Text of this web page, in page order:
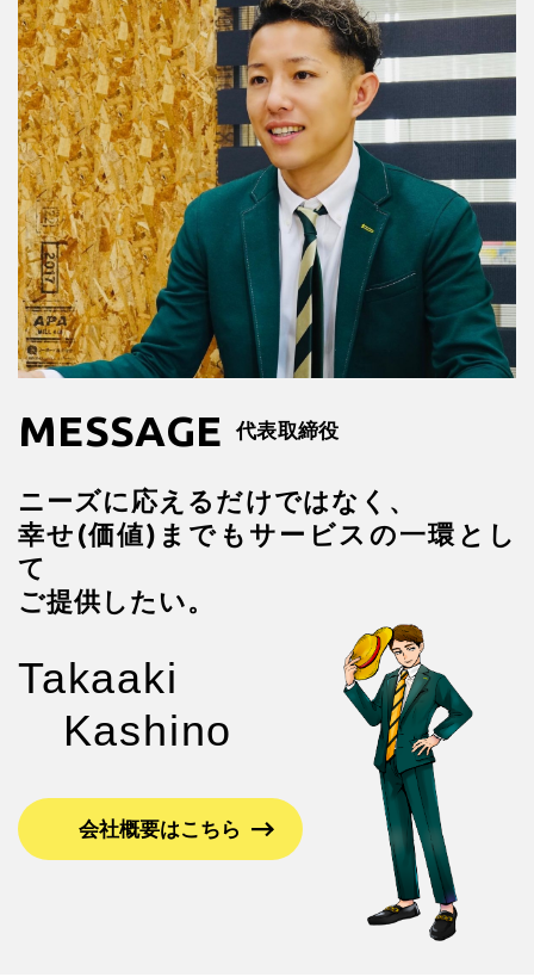
MESSAGE 代表取締役
ニーズに応えるだけではなく、
幸せ(価値)までもサービスの一環とし
て
ご提供したい。
会社概要はこちら